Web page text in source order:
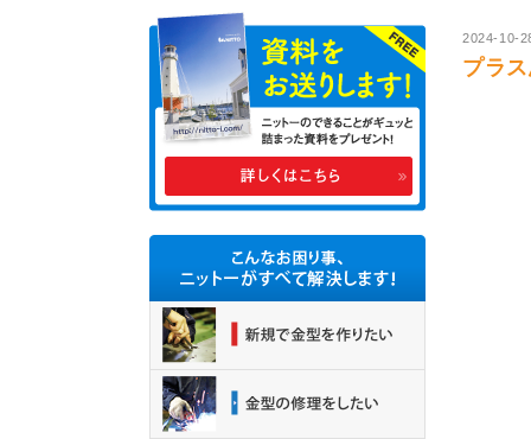
2024-10-
プラ